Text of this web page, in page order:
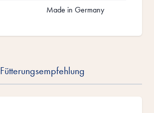
Made in Germany
Fütterungsempfehlung